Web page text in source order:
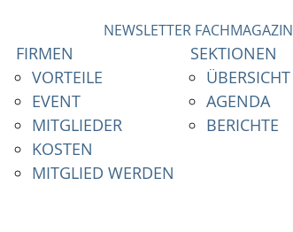
NEWSLETTER FACHMAGAZIN
FIRMEN
VORTEILE
EVENT
MITGLIEDER
KOSTEN
MITGLIED WERDEN
SEKTIONEN
ÜBERSICHT
AGENDA
BERICHTE